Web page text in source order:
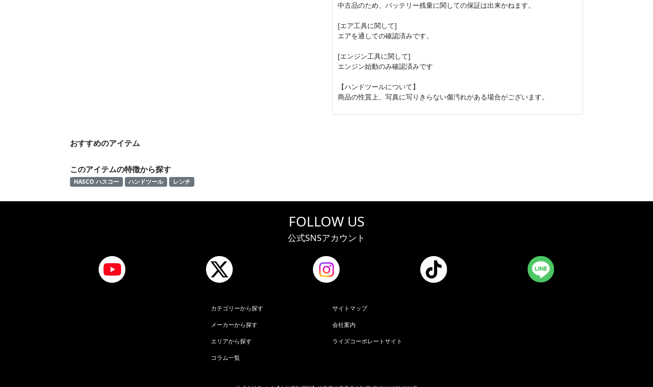
中古品のため、バッテリー残量に関しての保証は出来かねます。
[エア工具に関して]
エアを通しての確認済みです。
[エンジン工具に関して]
エンジン始動のみ確認済みです
【ハンドツールについて】
商品の性質上、写真に写りきらない傷汚れがある場合がございます。
おすすめのアイテム
このアイテムの特徴から探す
HASCO ハスコー ハンドツール レンチ
FOLLOW US
公式SNSアカウント
カテゴリーから探す
メーカーから探す
エリアから探す
コラム一覧
サイトマップ
会社案内
ライズコーポレートサイト